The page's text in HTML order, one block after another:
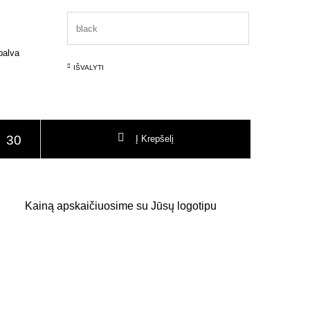
IŠVALYTI
Į Krepšelį
Kainą apskaičiuosime su Jūsų logotipu